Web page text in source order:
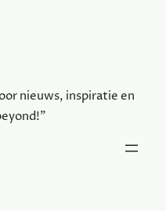
nieuws, inspiratie en